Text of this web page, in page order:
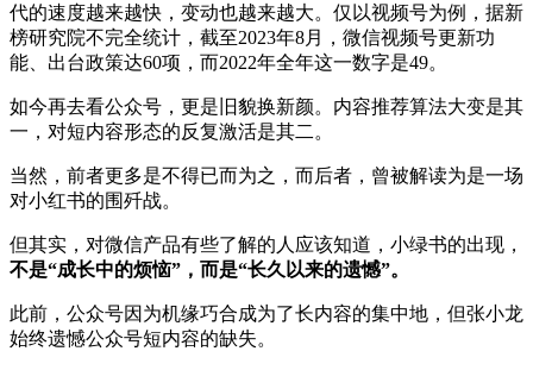
代的速度越来越快，变动也越来越大。仅以视频号为例，据新
榜研究院不完全统计，截至2023年8月，微信视频号更新功
能、出台政策达60项，而2022年全年这一数字是49。
如今再去看公众号，更是旧貌换新颜。内容推荐算法大变是其
一，对短内容形态的反复激活是其二。
当然，前者更多是不得已而为之，而后者，曾被解读为是一场
对小红书的围歼战。
但其实，对微信产品有些了解的人应该知道，小绿书的出现，
不是“成长中的烦恼”，而是“长久以来的遗憾”。
此前，公众号因为机缘巧合成为了长内容的集中地，但张小龙
始终遗憾公众号短内容的缺失。